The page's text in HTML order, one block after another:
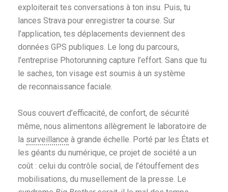
exploiterait tes conversations à ton insu. Puis, tu
lances Strava pour enregistrer ta course. Sur
l’application, tes déplacements deviennent des
données GPS publiques. Le long du parcours,
l’entreprise Photorunning capture l’effort. Sans que tu
le saches, ton visage est soumis à un système
de reconnaissance faciale.
Sous couvert d’efficacité, de confort, de sécurité
même, nous alimentons allègrement le laboratoire de
la surveillance à grande échelle. Porté par les États et
les géants du numérique, ce projet de société a un
coût : celui du contrôle social, de l’étouffement des
mobilisations, du musellement de la presse. Le